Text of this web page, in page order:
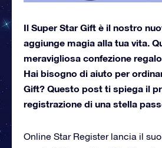
Il Super Star Gift è il nostro
aggiunge magia alla tua vita.
meravigliosa confezione
Hai bisogno di aiuto per
Gift? Questo post ti spiega il
registrazione di una stella
Online Star Register lancia il